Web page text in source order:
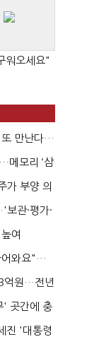
워오세요"
또 만난다…
메모리 ‘삼
가 부양 의
관·평가·
여
어와요"…
억원…전년
곳간에 충
진 '대통령